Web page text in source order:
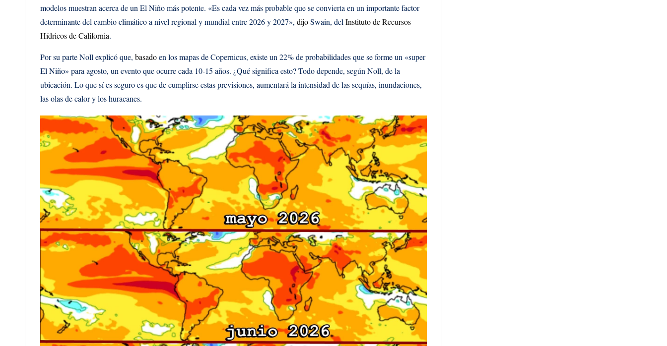
modelos muestran acerca de un El Niño más potente. «Es cada vez más probable que se convierta en un importante factor
determinante del cambio climático a nivel regional y mundial entre 2026 y 2027», dijoSwain, delInstituto de Recursos
Hídricos de California.
Por su parte Noll explicó que, basadoen los mapas de Copernicus, existe un 22% de probabilidades que se forme un «super
El Niño» para agosto, un evento que ocurre cada 10-15 años. ¿Qué significa esto? Todo depende, según Noll, de la
ubicación. Lo que sí es seguro es que de cumplirse estas previsiones, aumentará la intensidad de las sequías, inundaciones,
las olas de calor y los huracanes.